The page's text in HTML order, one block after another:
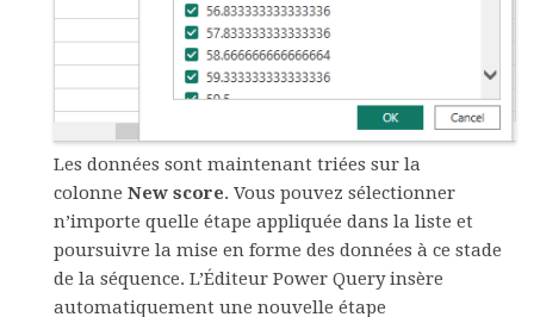
Les données sont maintenant triées sur la
colonne New score. Vous pouvez sélectionner
n’importe quelle étape appliquée dans la liste et
poursuivre la mise en forme des données à ce stade
de la séquence. L’Éditeur Power Query insère
automatiquement une nouvelle étape